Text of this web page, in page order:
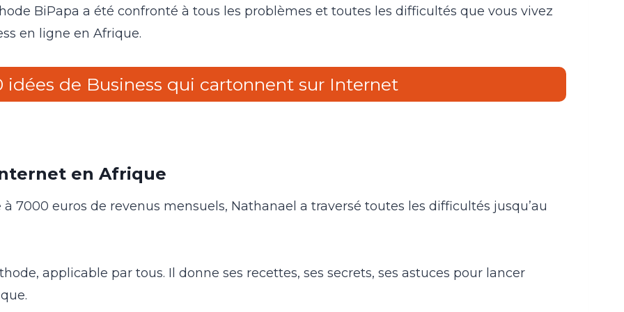
BiPapa a été confronté à tous les problèmes et toutes les difficultés que vous vivez
en ligne en Afrique.
idées de Business qui cartonnent sur Internet
en Afrique
7000 euros de revenus mensuels, Nathanael a traversé toutes les difficultés jusqu’au
applicable par tous. Il donne ses recettes, ses secrets, ses astuces pour lancer